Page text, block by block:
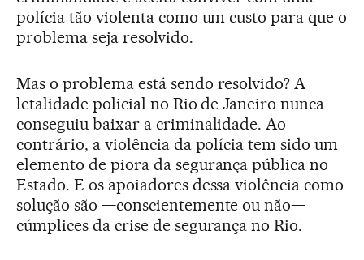
polícia tão violenta como um custo para que o
problema seja resolvido.
Mas o problema está sendo resolvido? A
letalidade policial no Rio de Janeiro nunca
conseguiu baixar a criminalidade. Ao
contrário, a violência da polícia tem sido um
elemento de piora da segurança pública no
Estado. E os apoiadores dessa violência como
solução são —conscientemente ou não—
cúmplices da crise de segurança no Rio.